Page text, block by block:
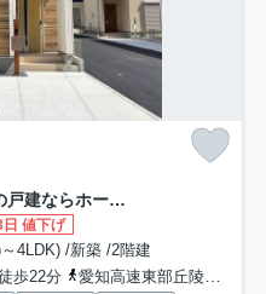
名東区猪子石2丁目｜名古屋市の戸建ならホームアップ
日 値下げ
4LDK) /新築 /2階建
歩22分
愛知高速東部丘陵線「藤が丘」駅 徒歩23分